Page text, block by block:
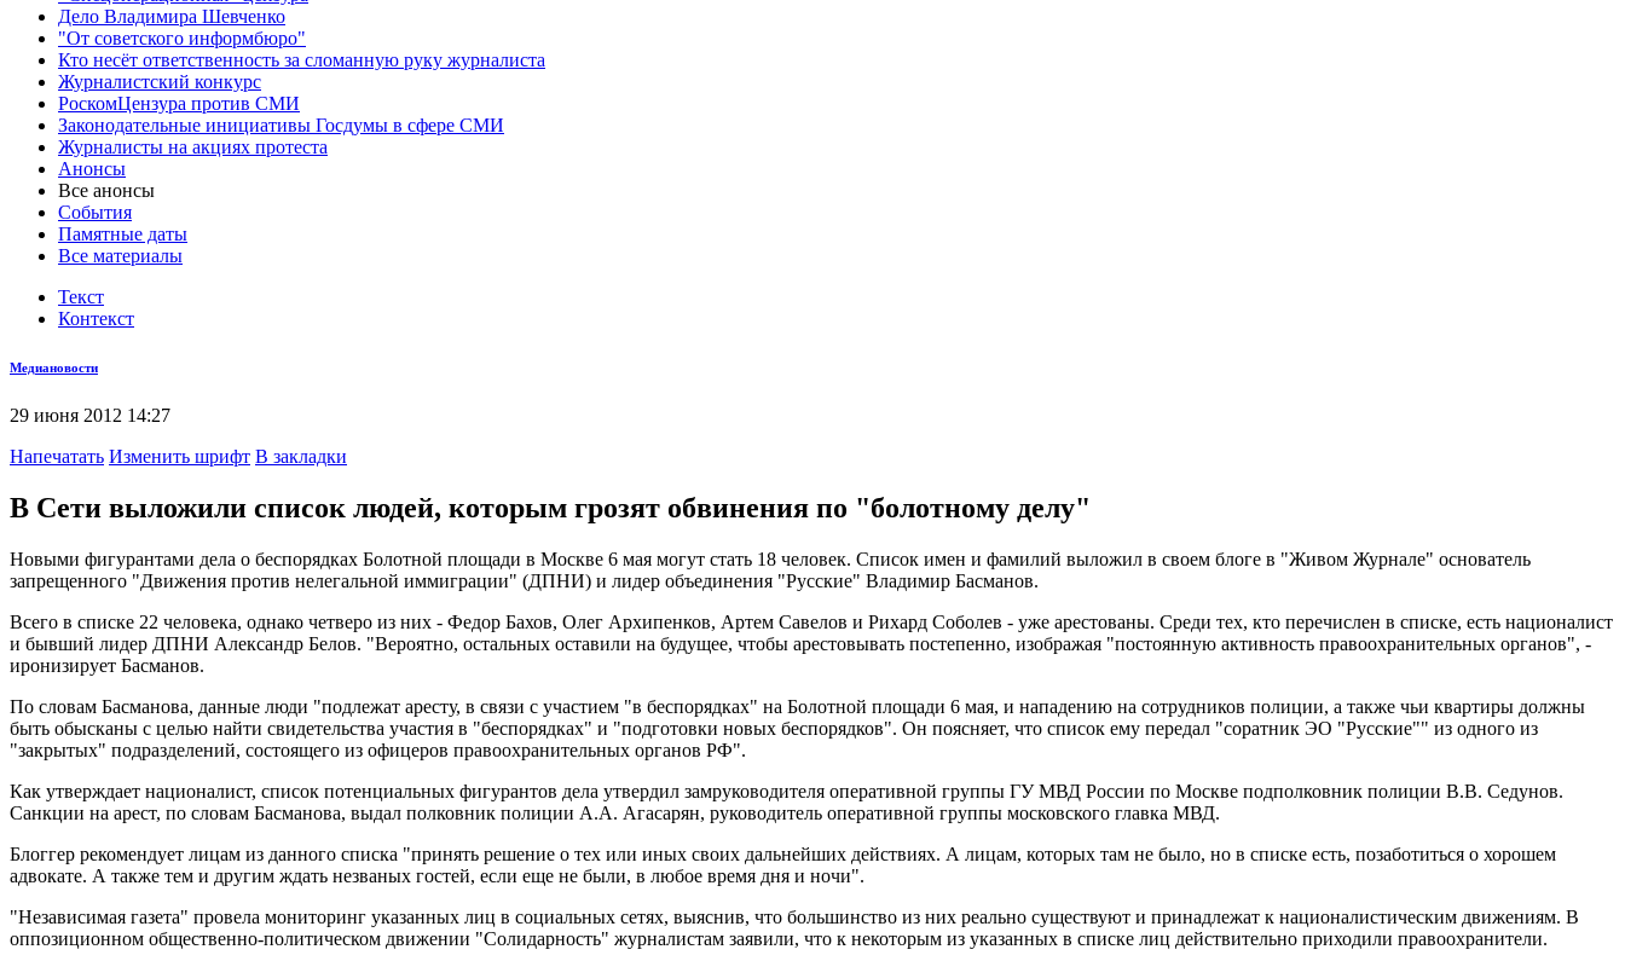
Дело Владимира Шевченко
"От советского информбюро"
Кто несёт ответственность за сломанную руку журналиста
Журналистский конкурс
РоскомЦензура против СМИ
Законодательные инициативы Госдумы в сфере СМИ
Журналисты на акциях протеста
Анонсы
Все анонсы
События
Памятные даты
Все материалы
Текст
Контекст
Медиановости
29 июня 2012 14:27
Напечатать Изменить шрифт В закладки
В Сети выложили список людей, которым грозят обвинения по "болотному делу"
Новыми фигурантами дела о беспорядках Болотной площади в Москве 6 мая могут стать 18 человек. Список имен и фамилий выложил в своем блоге в "Живом Журнале" основатель
запрещенного "Движения против нелегальной иммиграции" (ДПНИ) и лидер объединения "Русские" Владимир Басманов.
Всего в списке 22 человека, однако четверо из них - Федор Бахов, Олег Архипенков, Артем Савелов и Рихард Соболев - уже арестованы. Среди тех, кто перечислен в списке, есть националист
и бывший лидер ДПНИ Александр Белов. "Вероятно, остальных оставили на будущее, чтобы арестовывать постепенно, изображая "постоянную активность правоохранительных органов", -
иронизирует Басманов.
По словам Басманова, данные люди "подлежат аресту, в связи с участием "в беспорядках" на Болотной площади 6 мая, и нападению на сотрудников полиции, а также чьи квартиры должны
быть обысканы с целью найти свидетельства участия в "беспорядках" и "подготовки новых беспорядков". Он поясняет, что список ему передал "соратник ЭО "Русские"" из одного из
"закрытых" подразделений, состоящего из офицеров правоохранительных органов РФ".
Как утверждает националист, список потенциальных фигурантов дела утвердил замруководителя оперативной группы ГУ МВД России по Москве подполковник полиции В.В. Седунов.
Санкции на арест, по словам Басманова, выдал полковник полиции А.А. Агасарян, руководитель оперативной группы московского главка МВД.
Блоггер рекомендует лицам из данного списка "принять решение о тех или иных своих дальнейших действиях. А лицам, которых там не было, но в списке есть, позаботиться о хорошем
адвокате. А также тем и другим ждать незваных гостей, если еще не были, в любое время дня и ночи".
"Независимая газета" провела мониторинг указанных лиц в социальных сетях, выяснив, что большинство из них реально существуют и принадлежат к националистическим движениям. В
оппозиционном общественно-политическом движении "Солидарность" журналистам заявили, что к некоторым из указанных в списке лиц действительно приходили правоохранители.